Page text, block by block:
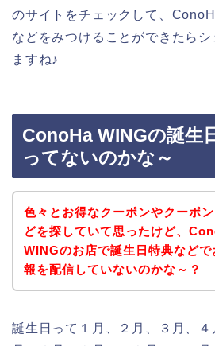
のサイトをチェックして、
などをみつけることができたらシ
ますね♪
ConoHa WINGの誕生
ってないのかな～
色々とお得なクーポンやクーポ
どを探していて思ったけど、
WINGのお店で誕生日特典などで
報を配信していないのかな～？
誕生日って１月、２月、３月、４